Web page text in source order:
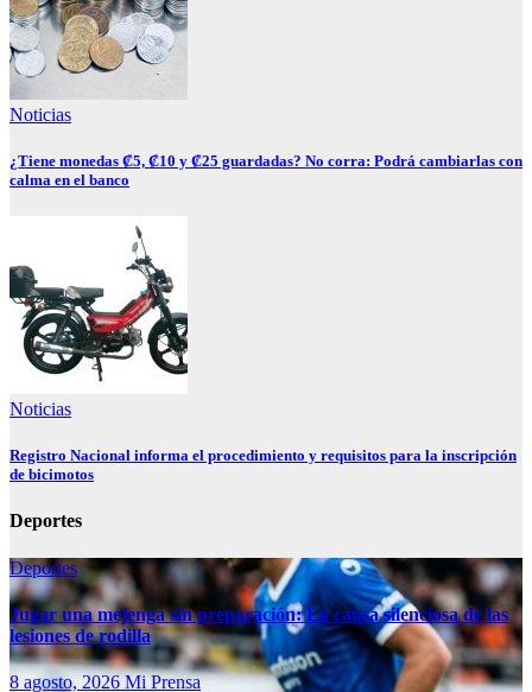
Noticias
¿Tiene monedas ₡5, ₡10 y ₡25 guardadas? No corra: Podrá cambiarlas con
calma en el banco
Noticias
Registro Nacional informa el procedimiento y requisitos para la inscripción
de bicimotos
Deportes
Deportes
Jugar una mejenga sin preparación: La causa silenciosa de las
lesiones de rodilla
8 agosto, 2026 Mi Prensa